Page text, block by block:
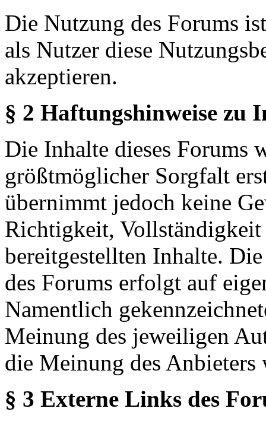
Die Nutzung des Forums
als Nutzer diese
akzeptieren.
§ 2 Haftungshinweise zu
Die Inhalte dieses Forums
größtmöglicher Sorgfalt
übernimmt jedoch keine
Richtigkeit,
bereitgestellten Inhalte.
des Forums erfolgt auf
Namentlich
Meinung des jeweiligen
die Meinung des Anbieters
§ 3 Externe Links des